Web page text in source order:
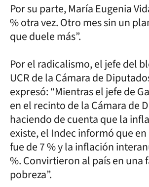
Por su parte, María Eugenia
% otra vez. Otro mes sin un
que duele más”.
Por el radicalismo, el jefe del
UCR de la Cámara de
expresó: “Mientras el jefe de
en el recinto de la Cámara de
haciendo de cuenta que la
existe, el Indec informó que en
fue de 7 % y la inflación
%. Convirtieron al país en una
pobreza”.